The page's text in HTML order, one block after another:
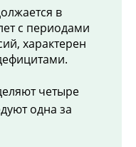
в
с периодами
характерен
четыре
одна за